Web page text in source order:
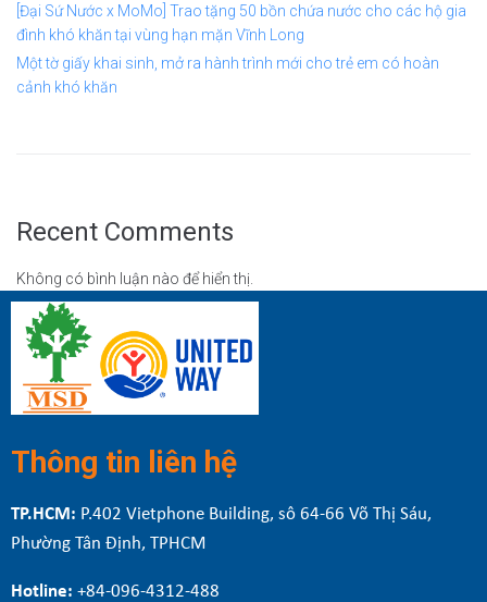
[Đại Sứ Nước x MoMo] Trao tặng 50 bồn chứa nước cho các hộ gia
đình khó khăn tại vùng hạn mặn Vĩnh Long
Một tờ giấy khai sinh, mở ra hành trình mới cho trẻ em có hoàn
cảnh khó khăn
Recent Comments
Không có bình luận nào để hiển thị.
Thông tin liên hệ
TP.HCM: P.402 Vietphone Building, sô 64-66 Võ Thị Sáu,
Phường Tân Định, TPHCM
Hotline: +84-096-4312-488